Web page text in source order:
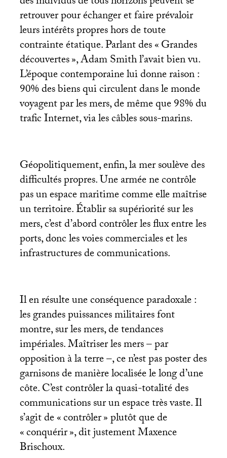
retrouver pour échanger et faire prévaloir
leurs intérêts propres hors de toute
contrainte étatique. Parlant des «Grandes
découvertes», Adam Smith l’avait bien vu.
L’époque contemporaine lui donne raison :
90% des biens qui circulent dans le monde
voyagent par les mers, de même que 98% du
trafic Internet, via les câbles sous-marins.
Géopolitiquement, enfin, la mer soulève des
difficultés propres. Une armée ne contrôle
pas un espace maritime comme elle maîtrise
un territoire. Établir sa supériorité sur les
mers, c’est d’abord contrôler les flux entre les
ports, donc les voies commerciales et les
infrastructures de communications.
Il en résulte une conséquence paradoxale :
les grandes puissances militaires font
montre, sur les mers, de tendances
impériales. Maîtriser les mers – par
opposition à la terre –, ce n’est pas poster des
garnisons de manière localisée le long d’une
côte. C’est contrôler la quasi-totalité des
communications sur un espace très vaste. Il
s’agit de «contrôler» plutôt que de
«conquérir», dit justement Maxence
Brischoux.